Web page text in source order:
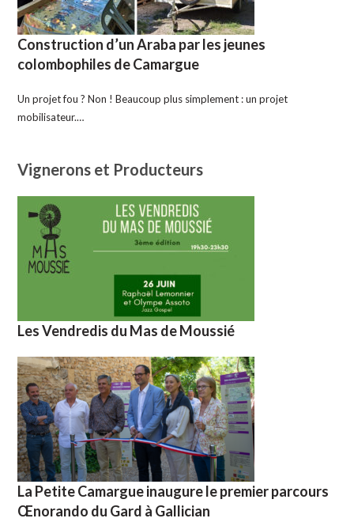
Construction d’un Araba par les jeunes
colombophiles de Camargue
Un projet fou ? Non ! Beaucoup plus simplement : un projet
mobilisateur.…
Vignerons et Producteurs
Les Vendredis du Mas de Moussié
La Petite Camargue inaugure le premier parcours
Œnorando du Gard à Gallician